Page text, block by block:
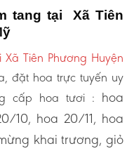
tang tại Xã Tiên
Tiên Phương Huyện
đặt hoa trực tuyến uy
cấp hoa tươi : hoa
10, hoa 20/11, hoa
khai trương, giỏ